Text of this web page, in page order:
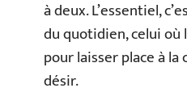
à deux. L’essentiel,
du quotidien, celui où
pour laisser place à la
désir.